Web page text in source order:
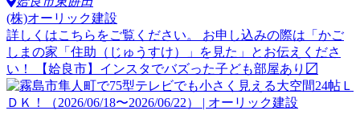
(株)オーリック建設
詳しくはこちらをご覧ください。 お申し込みの際は「かご
しまの家「住助（じゅうすけ）」を見た」とお伝えくださ
い！ 【姶良市】インスタでバズった子ども部屋あり〼